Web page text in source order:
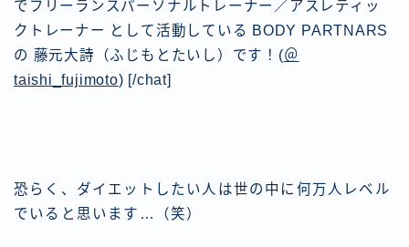
でフリーランスパーソナルトレーナー／アスレティッ
クトレーナー として活動している BODY PARTNARS
の 藤元大詩（ふじもとたいし）です！(＠
taishi_fujimoto) [/chat]
恐らく、ダイエットしたい人は世の中に何万人レベル
でいると思います…（笑）